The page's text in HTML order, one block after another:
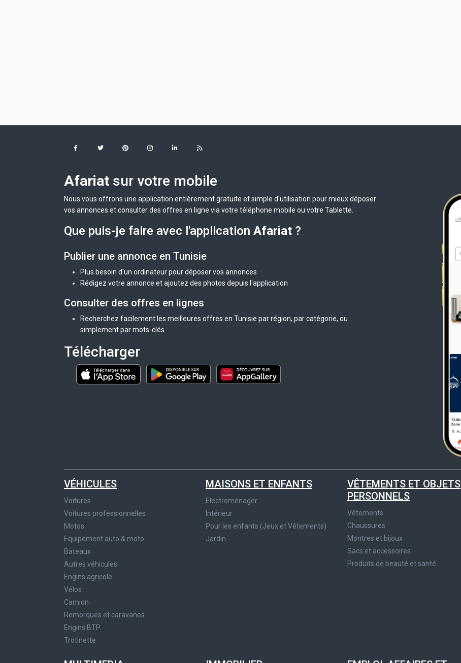
Afariat sur votre mobile
Nous vous offrons une application entièrement gratuite et simple d'utilisation pour mieux déposer
vos annonces et consulter des offres en ligne via votre téléphone mobile ou votre Tablette.
Que puis-je faire avec l'application Afariat ?
Publier une annonce en Tunisie
Plus besoin d'un ordinateur pour déposer vos annonces
Rédigez votre annonce et ajoutez des photos depuis l'application
Consulter des offres en lignes
Recherchez facilement les meilleures offres en Tunisie par région, par catégorie, ou
simplement par mots-clés.
Télécharger
VÉHICULES
Voitures
Voitures professionnelles
Motos
Equipement auto & moto
Bateaux
Autres véhicules
Engins agricole
Vélos
Camion
Remorques et caravanes
Engins BTP
Trotinette
MAISONS ET ENFANTS
Electroménager
Intérieur
Pour les enfants (Jeux et Vêtements)
Jardin
VÊTEMENTS ET OBJETS
PERSONNELS
Vêtements
Chaussures
Montres et bijoux
Sacs et accessoires
Produits de beauté et santé